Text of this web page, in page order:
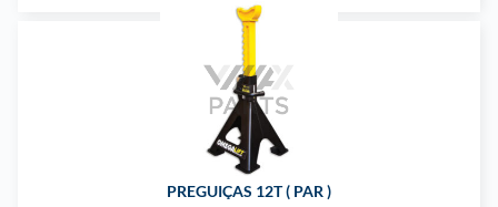
PREGUIÇAS 12T ( PAR )